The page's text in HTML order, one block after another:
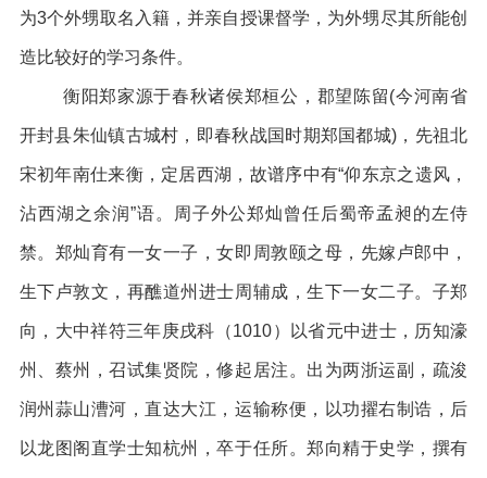
为3个外甥取名入籍，并亲自授课督学，为外甥尽其所能创
造比较好的学习条件。
衡阳郑家源于春秋诸侯郑桓公，郡望陈留(今河南省
开封县朱仙镇古城村，即春秋战国时期郑国都城)，先祖北
宋初年南仕来衡，定居西湖，故谱序中有“仰东京之遗风，
沾西湖之余润”语。周子外公郑灿曾任后蜀帝孟昶的左侍
禁。郑灿育有一女一子，女即周敦颐之母，先嫁卢郎中，
生下卢敦文，再醮道州进士周辅成，生下一女二子。子郑
向，大中祥符三年庚戌科（1010）以省元中进士，历知濠
州、蔡州，召试集贤院，修起居注。出为两浙运副，疏浚
润州蒜山漕河，直达大江，运输称便，以功擢右制诰，后
以龙图阁直学士知杭州，卒于任所。郑向精于史学，撰有